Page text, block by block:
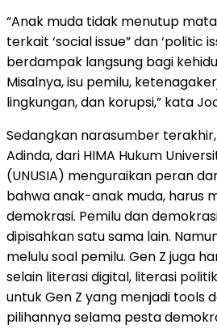
“Anak muda tidak menutup
terkait ‘social issue” dan ‘politic
berdampak langsung bagi
Misalnya, isu pemilu,
lingkungan, dan korupsi,” kata
Sedangkan narasumber
Adinda, dari HIMA Hukum
(UNUSIA) menguraikan peran
bahwa anak-anak muda, harus
demokrasi. Pemilu dan
dipisahkan satu sama lain.
melulu soal pemilu. Gen Z juga
selain literasi digital, literasi
untuk Gen Z yang menjadi tools
pilihannya selama pesta